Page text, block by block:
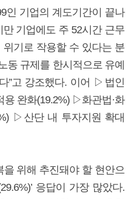
인 기업의 계도기간이 끝나
기업에도 주 52시간 근무
기로 작용할 수 있다는 분
동 규제를 한시적으로 유예
”고 강조했다. 이어 ▷법인
완화(19.2%) ▷화관법·화
▷산단 내 투자지원 확대
위해 추진돼야 할 현안으
응답이 가장 많았다.